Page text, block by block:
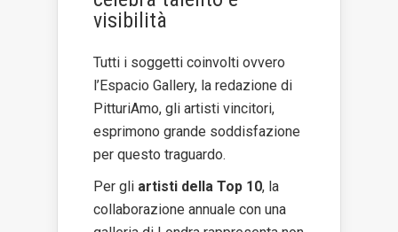
visibilità
Tutti i soggetti coinvolti ovvero
l’Espacio Gallery, la redazione di
PitturiAmo, gli artisti vincitori,
esprimono grande soddisfazione
per questo traguardo.
Per gli artisti della Top 10, la
collaborazione annuale con una